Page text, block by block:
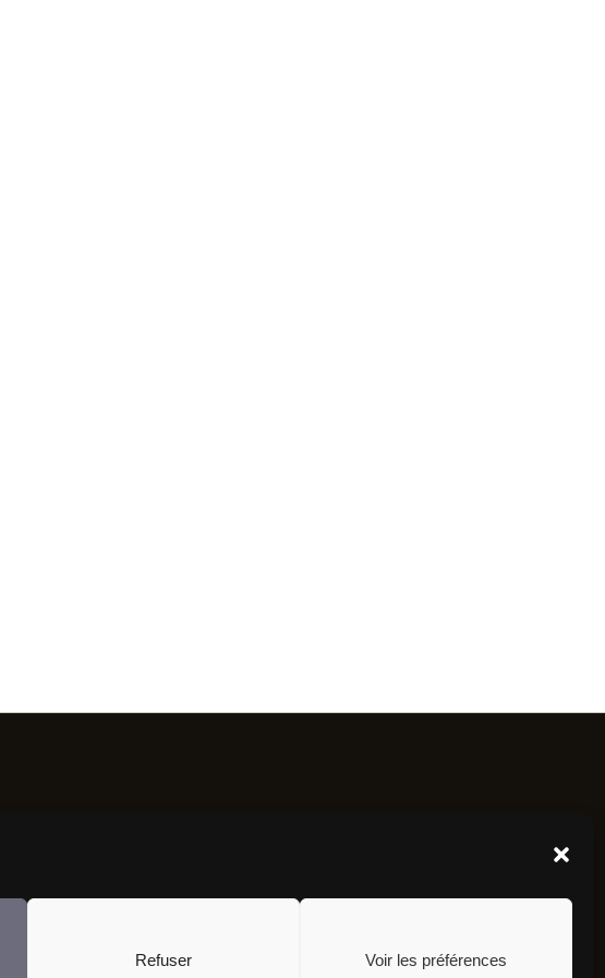
Refuser Voir les préférences
Nous rejoindre